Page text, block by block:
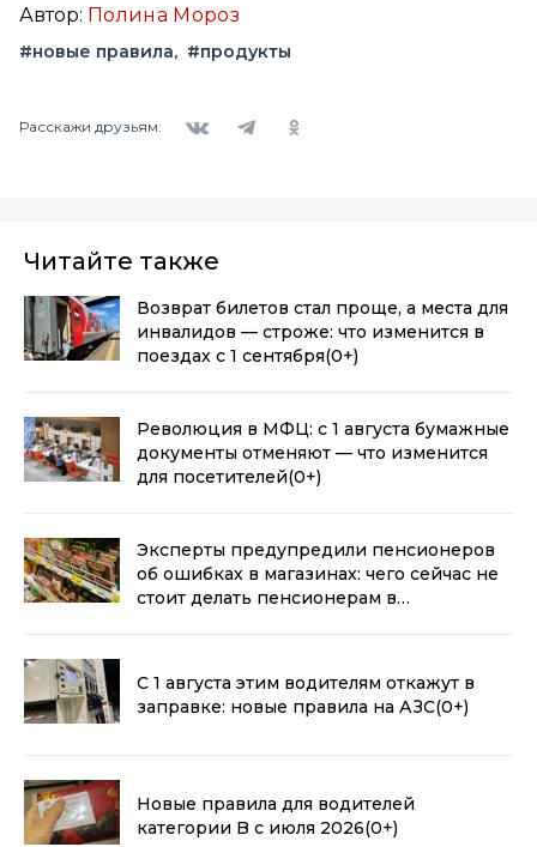
Автор: Полина Мороз
#новые правила #продукты
Расскажи друзьям:
Читайте также
Возврат билетов стал проще, а места для
инвалидов — строже: что изменится в
поездах с 1 сентября(0+)
Революция в МФЦ: с 1 августа бумажные
документы отменяют — что изменится
для посетителей(0+)
Эксперты предупредили пенсионеров
об ошибках в магазинах: чего сейчас не
стоит делать пенсионерам в
С 1 августа этим водителям откажут в
заправке: новые правила на АЗС(0+)
Новые правила для водителей
категории B с июля 2026(0+)